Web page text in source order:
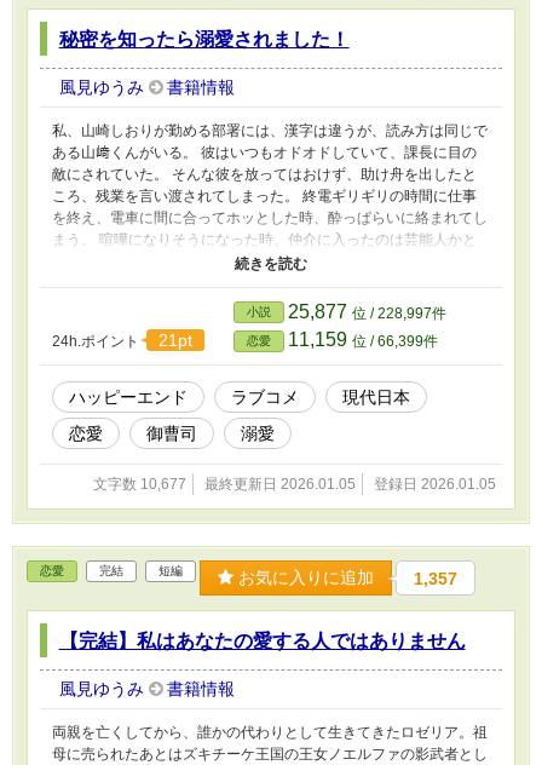
秘密を知ったら溺愛されました！
風見ゆうみ 書籍情報
私、山崎しおりが勤める部署には、漢字は違うが、読み方は同じで
ある山﨑くんがいる。 彼はいつもオドオドしていて、課長に目の
敵にされていた。 そんな彼を放ってはおけず、助け舟を出したと
ころ、残業を言い渡されてしまった。 終電ギリギリの時間に仕事
を終え、電車に間に合ってホッとした時、酔っぱらいに絡まれてし
まう。 喧嘩になりそうになった時、仲介に入ったのは芸能人かと
思うほどのイケメンだった。 本当の姿は気弱だけれど、メガネを
外せば強気になれる彼は、実は大手企業の御曹司で！？ ※他サイ
24h.ポイント 21pt
小説 25,877 位 / 228,997件
恋愛 11,159 位 / 66,399件
ハッピーエンド ラブコメ
現代日本
恋愛
御曹司 溺愛
文字数 10,677 最終更新日 2026.01.05 登録日 2026.01.05
恋愛 完結 短編 お気に入りに追加 1,357
【完結】私はあなたの愛する人ではありません
風見ゆうみ 書籍情報
両親を亡くしてから、誰かの代わりとして生きてきたロゼリア。祖
母に売られたあとはズキチーケ王国の王女ノエルファの影武者とし